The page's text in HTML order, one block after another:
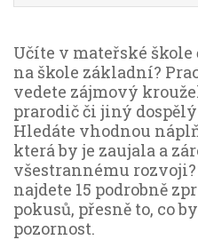
Učíte v mateřské
na škole základní?
vedete zájmový
prarodič či jiný
Hledáte vhodnou
která by je zaujala a
všestrannému
najdete 15 podrobně
pokusů, přesně to, co
pozornost.